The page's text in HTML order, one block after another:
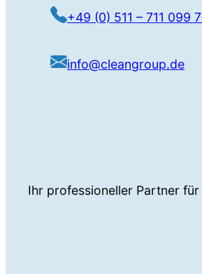
+49 (0) 511 – 711 099
info@cleangroup.de
Ihr professioneller Partner